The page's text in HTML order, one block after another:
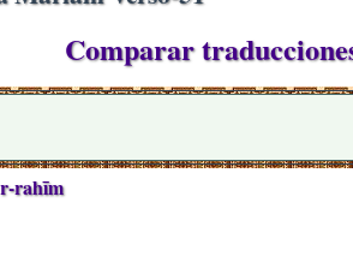
Comparar
rahīm